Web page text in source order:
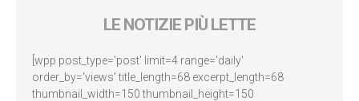
LE NOTIZIE PIÙ LETTE
[wpp post_type='post' limit=4 range='daily'
order_by='views' title_length=68 excerpt_length=68
thumbnail_width=150 thumbnail_height=150